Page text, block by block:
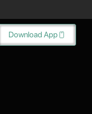
Download App